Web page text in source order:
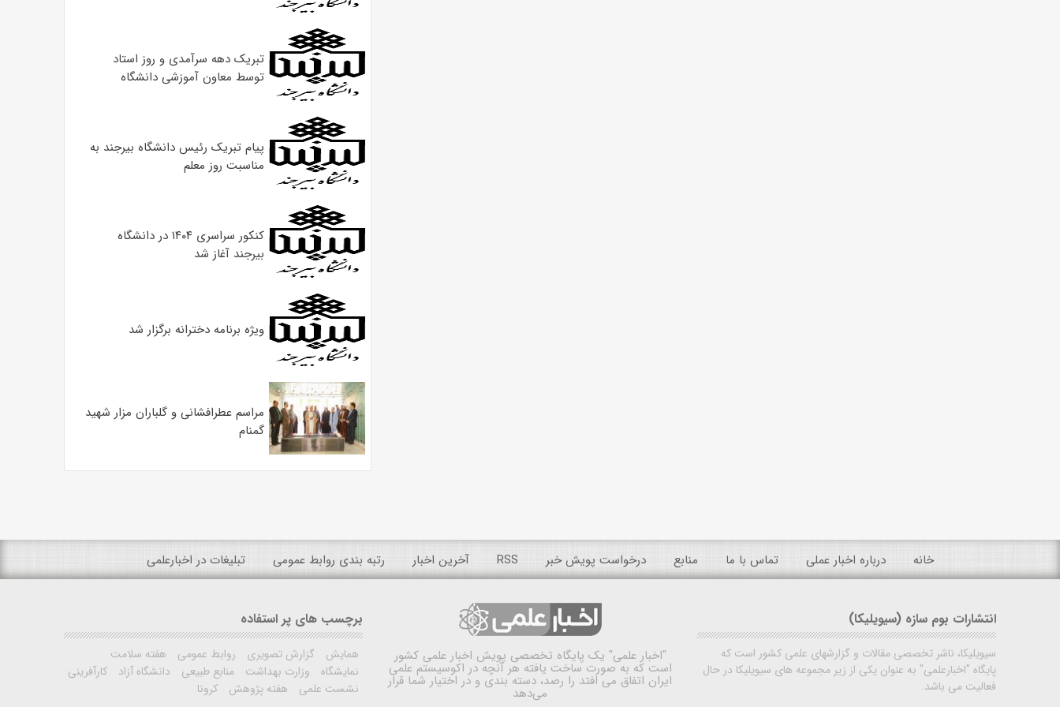
تبریک دهه سرآمدی و روز استاد
توسط معاون آموزشی دانشگاه
پیام تبریک رئیس دانشگاه بیرجند به
مناسبت روز معلم
کنکور سراسری ۱۴۰۴ در دانشگاه
بیرجند آغاز شد
ویژه برنامه دخترانه برگزار شد
مراسم عطرافشانی و گلباران مزار شهید
گمنام
خانه درباره اخبار عملی تماس با ما منابع درخواست پویش خبر RSS آخرین اخبار رتبه بندی روابط عمومی تبلیغات در اخبارعلمی
انتشارات بوم سازه (سیویلیکا)
سیویلیکا، ناشر تخصصی مقالات و گزارشهای علمی کشور است که
پایگاه "اخبارعلمی" به عنوان یکی از زیر مجموعه های سیویلیکا در حال
فعالیت می باشد.
"اخبار علمی" یک پایگاه تخصصی پویش اخبار علمی کشور
است که به صورت ساخت یافته هر آنچه در اکوسیستم علمی
ایران اتفاق می افتد را رصد، دسته بندی و در اختیار شما قرار
می‌دهد
برچسب های پر استفاده
همایش گزارش تصویری روابط عمومی
هفته سلامت
نمایشگاه
وزارت بهداشت منابع طبیعی دانشگاه آزاد
کارآفرینی
نشست علمی
هفته پژوهش کرونا